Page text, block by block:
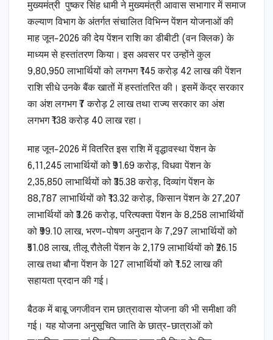
मुख्यमंत्री पुष्कर सिंह धामी ने मुख्यमंत्री आवास सभागार में समाज
कल्याण विभाग के अंतर्गत संचालित विभिन्न पेंशन योजनाओं की
माह जून-2026 की देय पेंशन राशि का डीबीटी (वन क्लिक) के
माध्यम से हस्तांतरण किया। इस अवसर पर उन्होंने कुल
9,80,950 लाभार्थियों को लगभग ₹145 करोड़ 42 लाख की पेंशन
राशि सीधे उनके बैंक खातों में हस्तांतरित की। इसमें केंद्र सरकार
का अंश लगभग ₹7 करोड़ 2 लाख तथा राज्य सरकार का अंश
लगभग ₹138 करोड़ 40 लाख रहा।
माह जून-2026 में वितरित इस राशि में वृद्धावस्था पेंशन के
6,11,245 लाभार्थियों को ₹91.69 करोड़, विधवा पेंशन के
2,35,850 लाभार्थियों को ₹35.38 करोड़, दिव्यांग पेंशन के
88,787 लाभार्थियों को ₹13.32 करोड़, किसान पेंशन के 27,207
लाभार्थियों को ₹3.26 करोड़, परित्यक्ता पेंशन के 8,258 लाभार्थियों
को ₹99.10 लाख, भरण-पोषण अनुदान के 7,297 लाभार्थियों को
₹51.08 लाख, तीलू रौतेली पेंशन के 2,179 लाभार्थियों को ₹26.15
लाख तथा बौना पेंशन के 127 लाभार्थियों को ₹1.52 लाख की
सहायता प्रदान की गई।
बैठक में बाबू जगजीवन राम छात्रावास योजना की भी समीक्षा की
गई। यह योजना अनुसूचित जाति के छात्र-छात्राओं को